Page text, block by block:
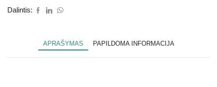
Dalintis:
APRAŠYMAS PAPILDOMA INFORMACIJA